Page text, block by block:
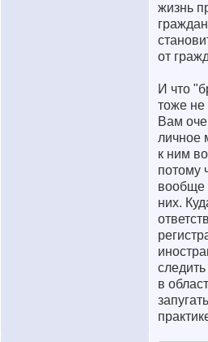
жизнь
от
И что
тоже не
Вам
личное
к ним
потому
вообще
них.
в